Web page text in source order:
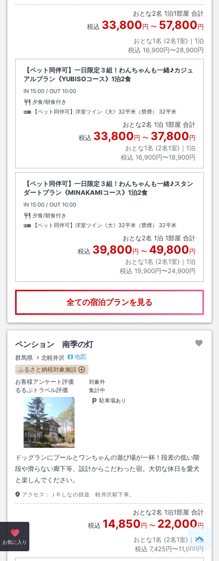
分。【電車でおこしの方】JR東日本上越線水上（みなかみ）駅から無料送
迎あり。（14：20）完全予約制。前日までにお電話にて、ご予約をお願
いいたします。悪天候や交通渋滞等により遅れる場合もございますので、
おとな2名 1泊1部屋 合計
税込 33,800円 〜 57,800円
おとな1名 (2名1室)｜ 1泊
税込 16,900円〜28,900円
【ペット同伴可】一日限定３組！わんちゃんも一緒♪カジュ
アルプラン《YUBISOコース》1泊2食
IN チェックイン
15:00 / OUT チェックアウト
10:00
夕食/朝食付き
【ペット同伴可】洋室ツイン《大》32平米（禁煙）
32平米
おとな2名 1泊 1部屋 合計
税込 33,800円 〜 37,800円
おとな1名 (2名1室)｜ 1泊
税込 16,900円〜18,900円
【ペット同伴可】一日限定３組！わんちゃんも一緒♪スタン
ダートプラン《MINAKAMIコース》1泊2食
IN チェックイン
15:00 / OUT チェックアウト
10:00
夕食/朝食付き
【ペット同伴可】洋室ツイン《大》32平米（禁煙）
32平米
おとな2名 1泊 1部屋 合計
税込 39,800円 〜 49,800円
おとな1名 (2名1室)｜ 1泊
税込 19,900円〜24,900円
全ての宿泊プランを見る
ペンション 南季の灯
群馬県 北軽井沢
地図
ふるさと納税対象施設
お客様アンケート評価
対象外
るるぶトラベル評価
集計中
駐車場あり
ドッグランにプールとワンちゃんの遊び場が一杯！段差の低い階
段や滑らない廊下等、設計からこだわった宿。大切な休日を愛犬
と楽しんでください。
アクセス： ＪＲしなの鉄道 軽井沢駅下車。
おとな2名 1泊1部屋 合計
税込 14,850円 〜 22,000円
おとな1名 (2名1室)｜ 1泊
税込 7,425円〜11,000円
お気に入り ペー